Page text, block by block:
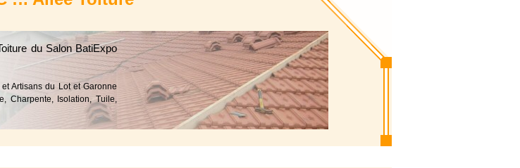
du Salon BatiExpo
Artisans du Lot et Garonne
Charpente, Isolation, Tuile,